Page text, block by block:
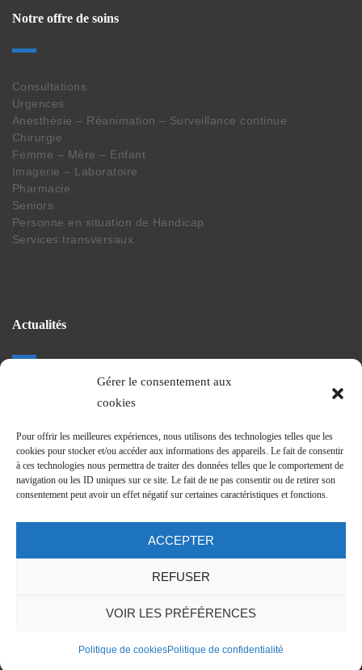
Gérer le consentement aux
cookies
Pour offrir les meilleures expériences, nous utilisons des technologies telles que les
cookies pour stocker et/ou accéder aux informations des appareils. Le fait de consentir
à ces technologies nous permettra de traiter des données telles que le comportement de
navigation ou les ID uniques sur ce site. Le fait de ne pas consentir ou de retirer son
consentement peut avoir un effet négatif sur certaines caractéristiques et fonctions.
ACCEPTER
REFUSER
VOIR LES PRÉFÉRENCES
Politique de cookiesPolitique de confidentialité
Notre offre de soins
Consultations
Urgences
Anesthésie – Réanimation – Surveillance continue
Chirurgie
Femme – Mère – Enfant
Imagerie – Laboratoire
Pharmacie
Seniors
Personne en situation de Handicap
Services transversaux
Actualités
Projet de nouvel hopital
Journal Trimestriel
Suivez nos actus
Mentions légales-J’apparais sur une photo !- ©animage.fr